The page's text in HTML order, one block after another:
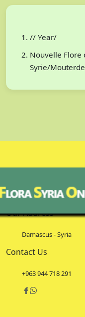
// Year/
Nouvelle Flore
Syrie/
Our Address
Damascus - Syria
Contact Us
+963 944 718 291